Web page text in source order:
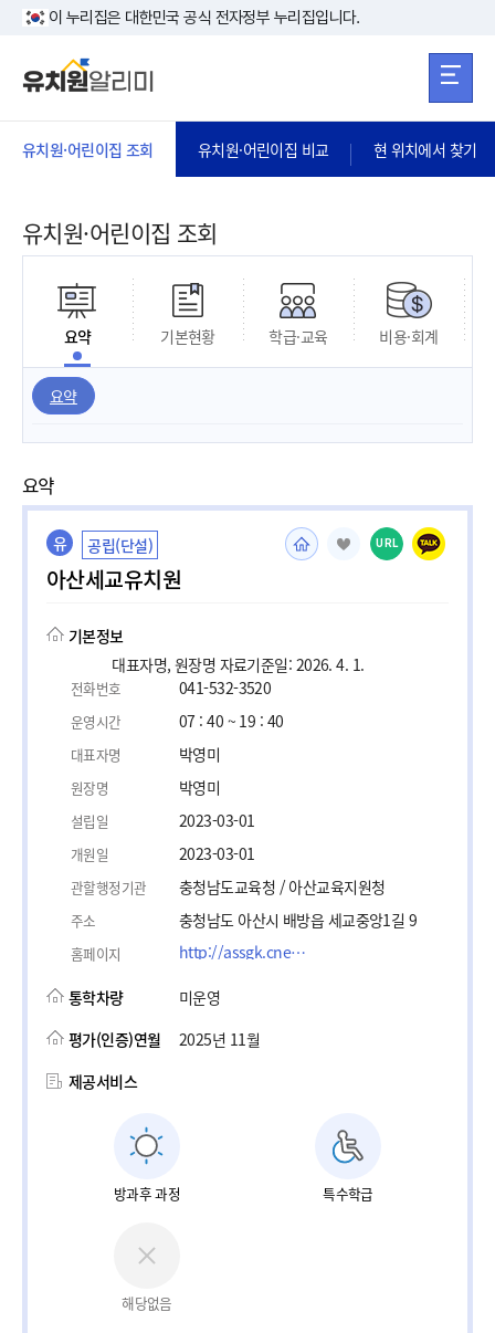
본문 바로가기
이 누리집은 대한민국 공식 전자정부 누리집입니다.
유치원·어린이집 조회 유치원·어린이집 비교 현 위치에서 찾기
유치원·어린이집 조회
요약 기본현황 학급·교육 비용·회계
요약
요약
유 공립(단설)
아산세교유치원
URL
기본정보
대표자명, 원장명 자료기준일: 2026. 4. 1.
전화번호 041-532-3520
운영시간 07 : 40 ~ 19 : 40
대표자명 박영미
원장명 박영미
설립일 2023-03-01
개원일 2023-03-01
관할행정기관 충청남도교육청 / 아산교육지원청
주소 충청남도 아산시 배방읍 세교중앙1길 9
홈페이지 http://assgk.cnekids.kr
통학차량
미운영
평가(인증)연월
2025년 11월
제공서비스
방과후 과정 특수학급
해당없음